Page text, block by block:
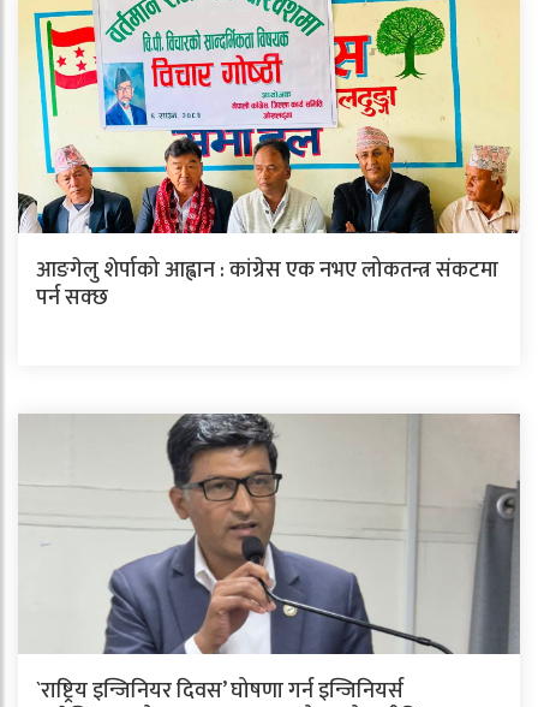
आङगेलु शेर्पाको आह्वान : कांग्रेस एक नभए लोकतन्त्र संकटमा
पर्न सक्छ
`राष्ट्रिय इन्जिनियर दिवस’ घोषणा गर्न इन्जिनियर्स